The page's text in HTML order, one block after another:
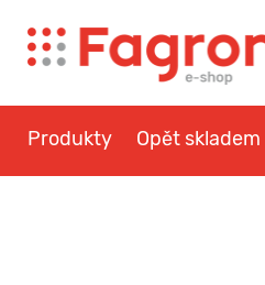
Produkty Opět skladem